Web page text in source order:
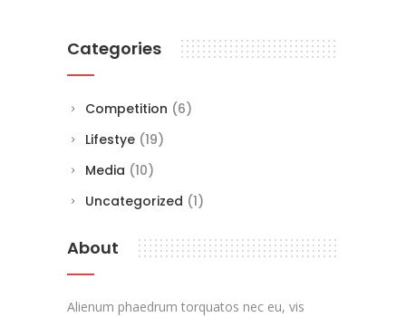
Categories
Competition (6)
Lifestye (19)
Media (10)
Uncategorized (1)
About
Alienum phaedrum torquatos nec eu, vis